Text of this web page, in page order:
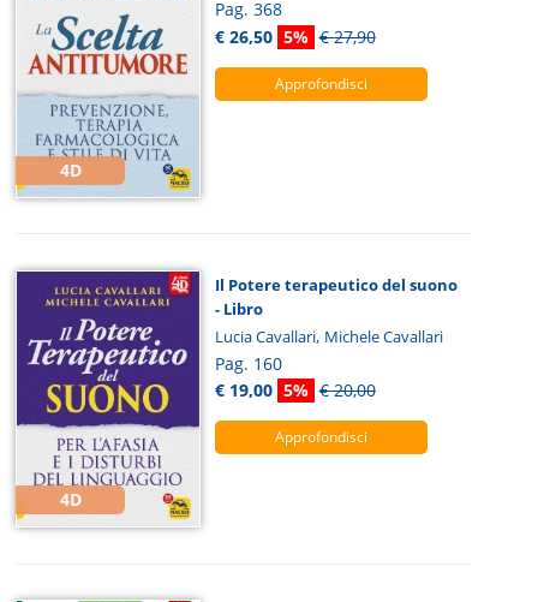
4D
Pag. 368
€ 26,50 5% € 27,90
Approfondisci
4D
Il Potere terapeutico del suono
- Libro
Lucia Cavallari, Michele Cavallari
Pag. 160
€ 19,00 5% € 20,00
Approfondisci